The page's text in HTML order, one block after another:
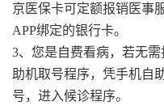
京医保卡可定额报销医事
APP绑定的银行卡。
3、您是自费看病，若无
助机取号程序，凭手机自
号，进入候诊程序。